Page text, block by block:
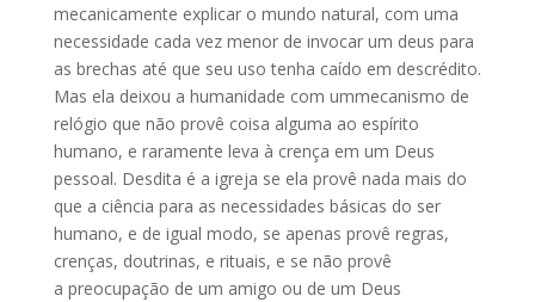
mecanicamente explicar o mundo natural, com uma
necessidade cada vez menor de invocar um deus para
as brechas até que seu uso tenha caído em descrédito.
Mas ela deixou a humanidade com ummecanismo de
relógio que não provê coisa alguma ao espírito
humano, e raramente leva à crença em um Deus
pessoal. Desdita é a igreja se ela provê nada mais do
que a ciência para as necessidades básicas do ser
humano, e de igual modo, se apenas provê regras,
crenças, doutrinas, e rituais, e se não provê
a preocupação de um amigo ou de um Deus